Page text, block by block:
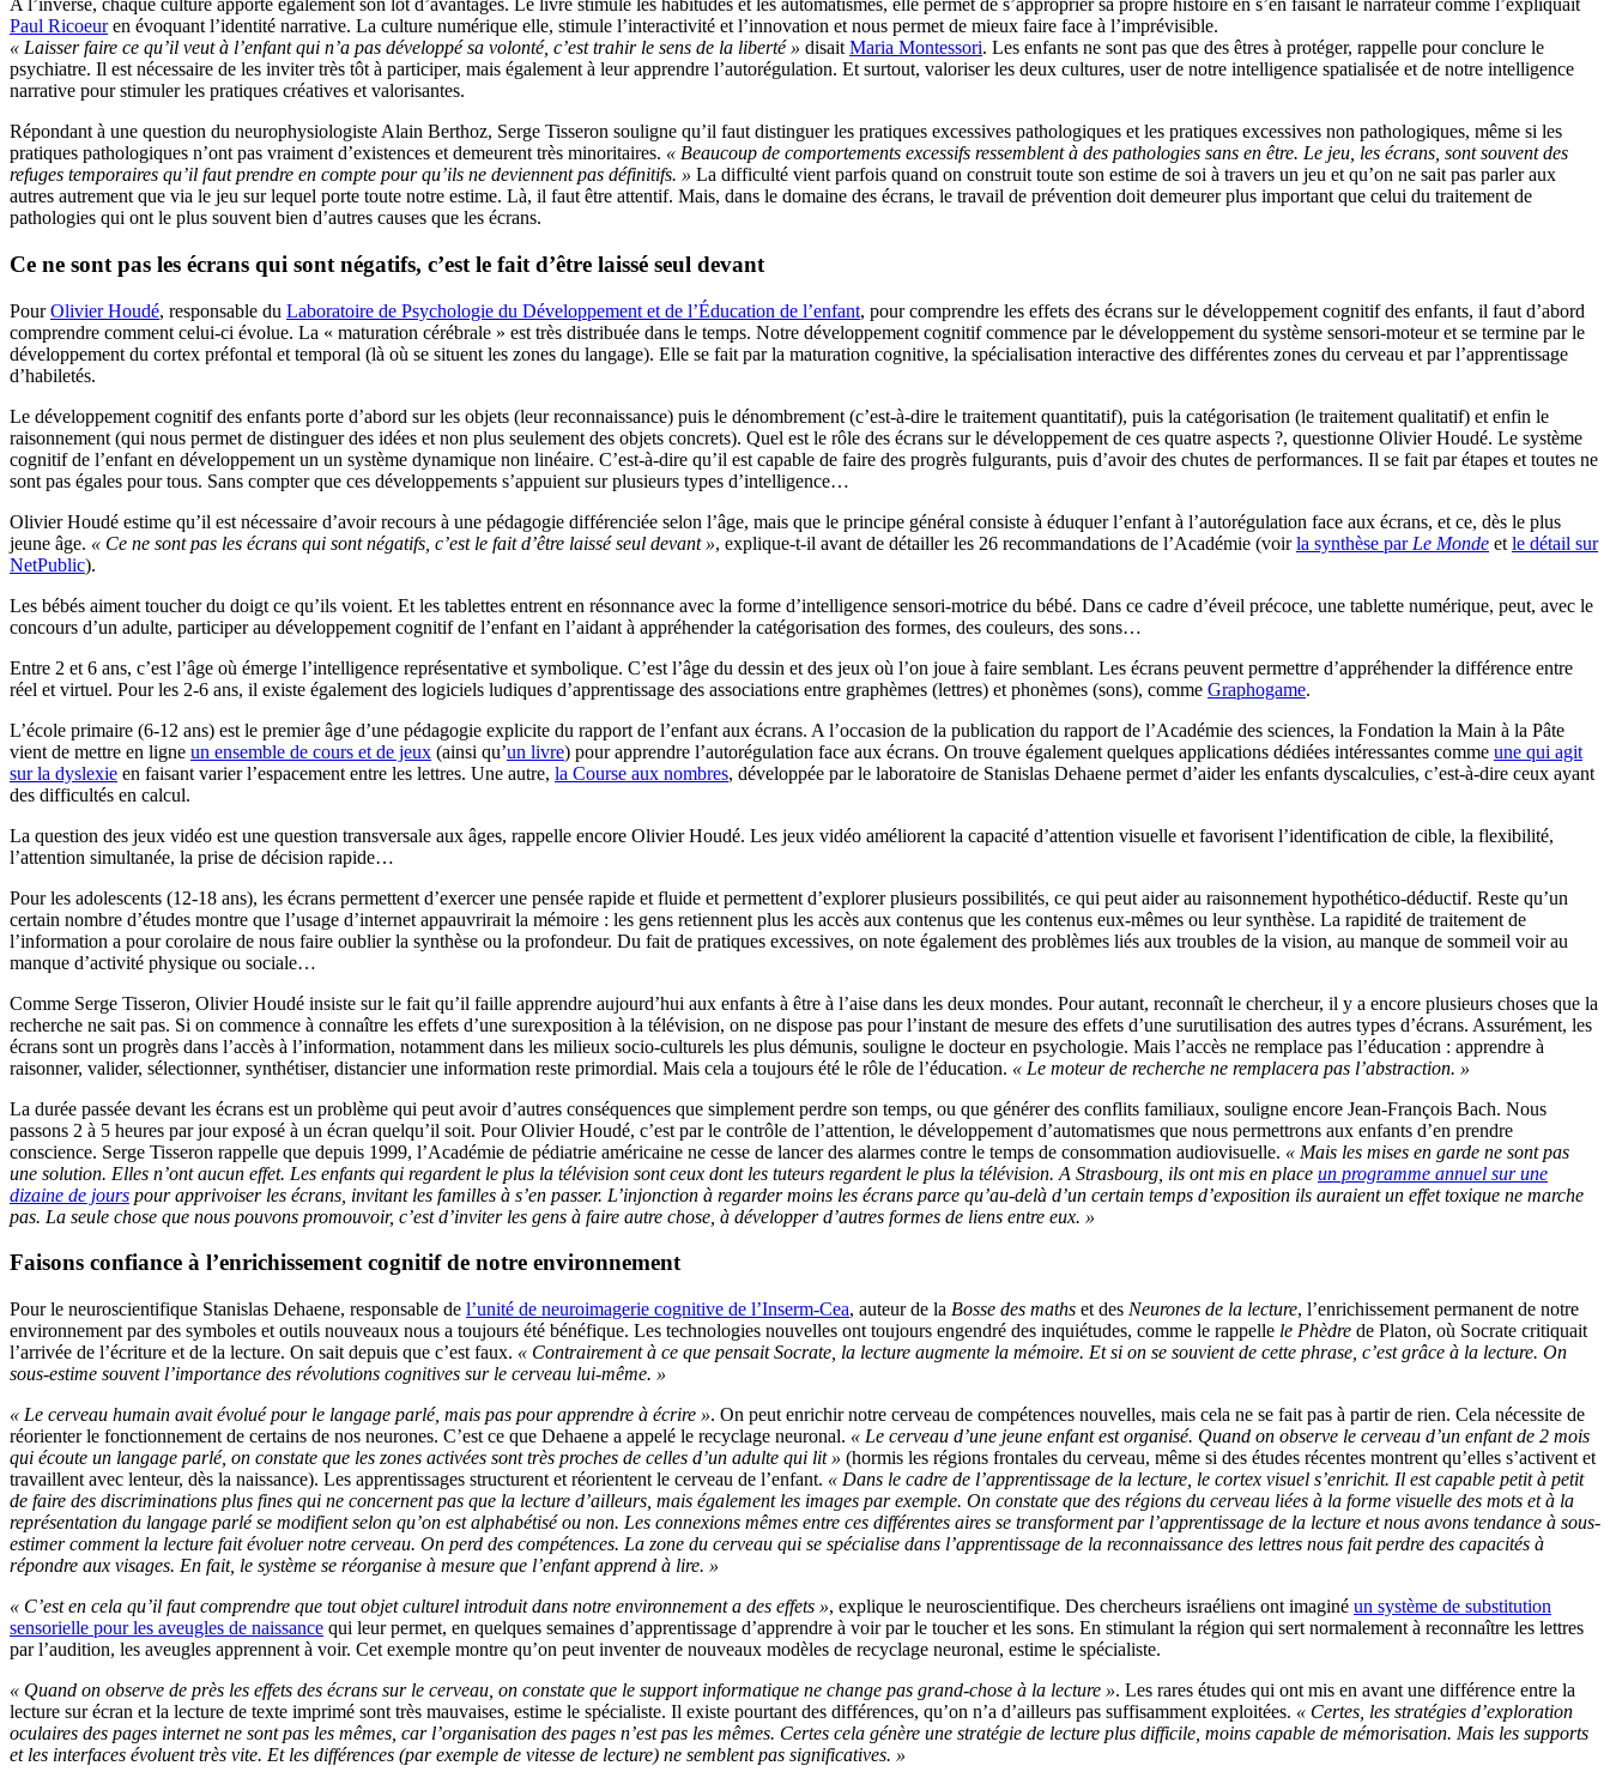
A l’inverse, chaque culture apporte également son lot d’avantages. Le livre stimule les habitudes et les automatismes, elle permet de s’approprier sa propre histoire en s’en faisant le narrateur comme l’expliquait
Paul Ricoeuren évoquant l’identité narrative. La culture numérique elle, stimule l’interactivité et l’innovation et nous permet de mieux faire face à l’imprévisible.
« Laisser faire ce qu’il veut à l’enfant qui n’a pas développé sa volonté, c’est trahir le sens de la liberté » disait Maria Montessori. Les enfants ne sont pas que des êtres à protéger, rappelle pour conclure le
psychiatre. Il est nécessaire de les inviter très tôt à participer, mais également à leur apprendre l’autorégulation. Et surtout, valoriser les deux cultures, user de notre intelligence spatialisée et de notre intelligence
narrative pour stimuler les pratiques créatives et valorisantes.
Répondant à une question du neurophysiologiste Alain Berthoz, Serge Tisseron souligne qu’il faut distinguer les pratiques excessives pathologiques et les pratiques excessives non pathologiques, même si les
pratiques pathologiques n’ont pas vraiment d’existences et demeurent très minoritaires. « Beaucoup de comportements excessifs ressemblent à des pathologies sans en être. Le jeu, les écrans, sont souvent des
refuges temporaires qu’il faut prendre en compte pour qu’ils ne deviennent pas définitifs. » La difficulté vient parfois quand on construit toute son estime de soi à travers un jeu et qu’on ne sait pas parler aux
autres autrement que via le jeu sur lequel porte toute notre estime. Là, il faut être attentif. Mais, dans le domaine des écrans, le travail de prévention doit demeurer plus important que celui du traitement de
pathologies qui ont le plus souvent bien d’autres causes que les écrans.
Ce ne sont pas les écrans qui sont négatifs, c’est le fait d’être laissé seul devant
PourOlivier Houdé, responsable du Laboratoire de Psychologie du Développement et de l’Éducation de l’enfant, pour comprendre les effets des écrans sur le développement cognitif des enfants, il faut d’abord
comprendre comment celui-ci évolue. La « maturation cérébrale » est très distribuée dans le temps. Notre développement cognitif commence par le développement du système sensori-moteur et se termine par le
développement du cortex préfontal et temporal (là où se situent les zones du langage). Elle se fait par la maturation cognitive, la spécialisation interactive des différentes zones du cerveau et par l’apprentissage
d’habiletés.
Le développement cognitif des enfants porte d’abord sur les objets (leur reconnaissance) puis le dénombrement (c’est-à-dire le traitement quantitatif), puis la catégorisation (le traitement qualitatif) et enfin le
raisonnement (qui nous permet de distinguer des idées et non plus seulement des objets concrets). Quel est le rôle des écrans sur le développement de ces quatre aspects ?, questionne Olivier Houdé. Le système
cognitif de l’enfant en développement un un système dynamique non linéaire. C’est-à-dire qu’il est capable de faire des progrès fulgurants, puis d’avoir des chutes de performances. Il se fait par étapes et toutes ne
sont pas égales pour tous. Sans compter que ces développements s’appuient sur plusieurs types d’intelligence…
Olivier Houdé estime qu’il est nécessaire d’avoir recours à une pédagogie différenciée selon l’âge, mais que le principe général consiste à éduquer l’enfant à l’autorégulation face aux écrans, et ce, dès le plus
jeune âge. « Ce ne sont pas les écrans qui sont négatifs, c’est le fait d’être laissé seul devant », explique-t-il avant de détailler les 26 recommandations de l’Académie (voirla synthèse par Le Monde et le détail sur
NetPublic).
Les bébés aiment toucher du doigt ce qu’ils voient. Et les tablettes entrent en résonnance avec la forme d’intelligence sensori-motrice du bébé. Dans ce cadre d’éveil précoce, une tablette numérique, peut, avec le
concours d’un adulte, participer au développement cognitif de l’enfant en l’aidant à appréhender la catégorisation des formes, des couleurs, des sons…
Entre 2 et 6 ans, c’est l’âge où émerge l’intelligence représentative et symbolique. C’est l’âge du dessin et des jeux où l’on joue à faire semblant. Les écrans peuvent permettre d’appréhender la différence entre
réel et virtuel. Pour les 2-6 ans, il existe également des logiciels ludiques d’apprentissage des associations entre graphèmes (lettres) et phonèmes (sons), comme Graphogame.
L’école primaire (6-12 ans) est le premier âge d’une pédagogie explicite du rapport de l’enfant aux écrans. A l’occasion de la publication du rapport de l’Académie des sciences, la Fondation la Main à la Pâte
vient de mettre en ligne un ensemble de cours et de jeux (ainsi qu’un livre) pour apprendre l’autorégulation face aux écrans. On trouve également quelques applications dédiées intéressantes comme une qui agit
sur la dyslexie en faisant varier l’espacement entre les lettres. Une autre, la Course aux nombres, développée par le laboratoire de Stanislas Dehaene permet d’aider les enfants dyscalculies, c’est-à-dire ceux ayant
des difficultés en calcul.
La question des jeux vidéo est une question transversale aux âges, rappelle encore Olivier Houdé. Les jeux vidéo améliorent la capacité d’attention visuelle et favorisent l’identification de cible, la flexibilité,
l’attention simultanée, la prise de décision rapide…
Pour les adolescents (12-18 ans), les écrans permettent d’exercer une pensée rapide et fluide et permettent d’explorer plusieurs possibilités, ce qui peut aider au raisonnement hypothético-déductif. Reste qu’un
certain nombre d’études montre que l’usage d’internet appauvrirait la mémoire : les gens retiennent plus les accès aux contenus que les contenus eux-mêmes ou leur synthèse. La rapidité de traitement de
l’information a pour corolaire de nous faire oublier la synthèse ou la profondeur. Du fait de pratiques excessives, on note également des problèmes liés aux troubles de la vision, au manque de sommeil voir au
manque d’activité physique ou sociale…
Comme Serge Tisseron, Olivier Houdé insiste sur le fait qu’il faille apprendre aujourd’hui aux enfants à être à l’aise dans les deux mondes. Pour autant, reconnaît le chercheur, il y a encore plusieurs choses que la
recherche ne sait pas. Si on commence à connaître les effets d’une surexposition à la télévision, on ne dispose pas pour l’instant de mesure des effets d’une surutilisation des autres types d’écrans. Assurément, les
écrans sont un progrès dans l’accès à l’information, notamment dans les milieux socio-culturels les plus démunis, souligne le docteur en psychologie. Mais l’accès ne remplace pas l’éducation : apprendre à
raisonner, valider, sélectionner, synthétiser, distancier une information reste primordial. Mais cela a toujours été le rôle de l’éducation. « Le moteur de recherche ne remplacera pas l’abstraction. »
La durée passée devant les écrans est un problème qui peut avoir d’autres conséquences que simplement perdre son temps, ou que générer des conflits familiaux, souligne encore Jean-François Bach. Nous
passons 2 à 5 heures par jour exposé à un écran quelqu’il soit. Pour Olivier Houdé, c’est par le contrôle de l’attention, le développement d’automatismes que nous permettrons aux enfants d’en prendre
conscience. Serge Tisseron rappelle que depuis 1999, l’Académie de pédiatrie américaine ne cesse de lancer des alarmes contre le temps de consommation audiovisuelle. « Mais les mises en garde ne sont pas
une solution. Elles n’ont aucun effet. Les enfants qui regardent le plus la télévision sont ceux dont les tuteurs regardent le plus la télévision. A Strasbourg, ils ont mis en place un programme annuel sur une
dizaine de jours pour apprivoiser les écrans, invitant les familles à s’en passer. L’injonction à regarder moins les écrans parce qu’au-delà d’un certain temps d’exposition ils auraient un effet toxique ne marche
pas. La seule chose que nous pouvons promouvoir, c’est d’inviter les gens à faire autre chose, à développer d’autres formes de liens entre eux. »
Faisons confiance à l’enrichissement cognitif de notre environnement
Pour le neuroscientifique Stanislas Dehaene, responsable de l’unité de neuroimagerie cognitive de l’Inserm-Cea, auteur de la Bosse des maths et des Neurones de la lecture, l’enrichissement permanent de notre
environnement par des symboles et outils nouveaux nous a toujours été bénéfique. Les technologies nouvelles ont toujours engendré des inquiétudes, comme le rappelle le Phèdre de Platon, où Socrate critiquait
l’arrivée de l’écriture et de la lecture. On sait depuis que c’est faux. « Contrairement à ce que pensait Socrate, la lecture augmente la mémoire. Et si on se souvient de cette phrase, c’est grâce à la lecture. On
sous-estime souvent l’importance des révolutions cognitives sur le cerveau lui-même. »
« Le cerveau humain avait évolué pour le langage parlé, mais pas pour apprendre à écrire ». On peut enrichir notre cerveau de compétences nouvelles, mais cela ne se fait pas à partir de rien. Cela nécessite de
réorienter le fonctionnement de certains de nos neurones. C’est ce que Dehaene a appelé le recyclage neuronal. « Le cerveau d’une jeune enfant est organisé. Quand on observe le cerveau d’un enfant de 2 mois
qui écoute un langage parlé, on constate que les zones activées sont très proches de celles d’un adulte qui lit » (hormis les régions frontales du cerveau, même si des études récentes montrent qu’elles s’activent et
travaillent avec lenteur, dès la naissance). Les apprentissages structurent et réorientent le cerveau de l’enfant. « Dans le cadre de l’apprentissage de la lecture, le cortex visuel s’enrichit. Il est capable petit à petit
de faire des discriminations plus fines qui ne concernent pas que la lecture d’ailleurs, mais également les images par exemple. On constate que des régions du cerveau liées à la forme visuelle des mots et à la
représentation du langage parlé se modifient selon qu’on est alphabétisé ou non. Les connexions mêmes entre ces différentes aires se transforment par l’apprentissage de la lecture et nous avons tendance à sous-
estimer comment la lecture fait évoluer notre cerveau. On perd des compétences. La zone du cerveau qui se spécialise dans l’apprentissage de la reconnaissance des lettres nous fait perdre des capacités à
répondre aux visages. En fait, le système se réorganise à mesure que l’enfant apprend à lire. »
« C’est en cela qu’il faut comprendre que tout objet culturel introduit dans notre environnement a des effets », explique le neuroscientifique. Des chercheurs israéliens ont imaginé un système de substitution
sensorielle pour les aveugles de naissance qui leur permet, en quelques semaines d’apprentissage d’apprendre à voir par le toucher et les sons. En stimulant la région qui sert normalement à reconnaître les lettres
par l’audition, les aveugles apprennent à voir. Cet exemple montre qu’on peut inventer de nouveaux modèles de recyclage neuronal, estime le spécialiste.
« Quand on observe de près les effets des écrans sur le cerveau, on constate que le support informatique ne change pas grand-chose à la lecture ». Les rares études qui ont mis en avant une différence entre la
lecture sur écran et la lecture de texte imprimé sont très mauvaises, estime le spécialiste. Il existe pourtant des différences, qu’on n’a d’ailleurs pas suffisamment exploitées. « Certes, les stratégies d’exploration
oculaires des pages internet ne sont pas les mêmes, car l’organisation des pages n’est pas les mêmes. Certes cela génère une stratégie de lecture plus difficile, moins capable de mémorisation. Mais les supports
et les interfaces évoluent très vite. Et les différences (par exemple de vitesse de lecture) ne semblent pas significatives. »